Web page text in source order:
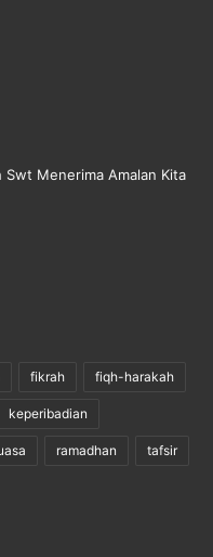
Swt Menerima Amalan Kita
fikrah fiqh-harakah
keperibadian
ramadhan tafsir